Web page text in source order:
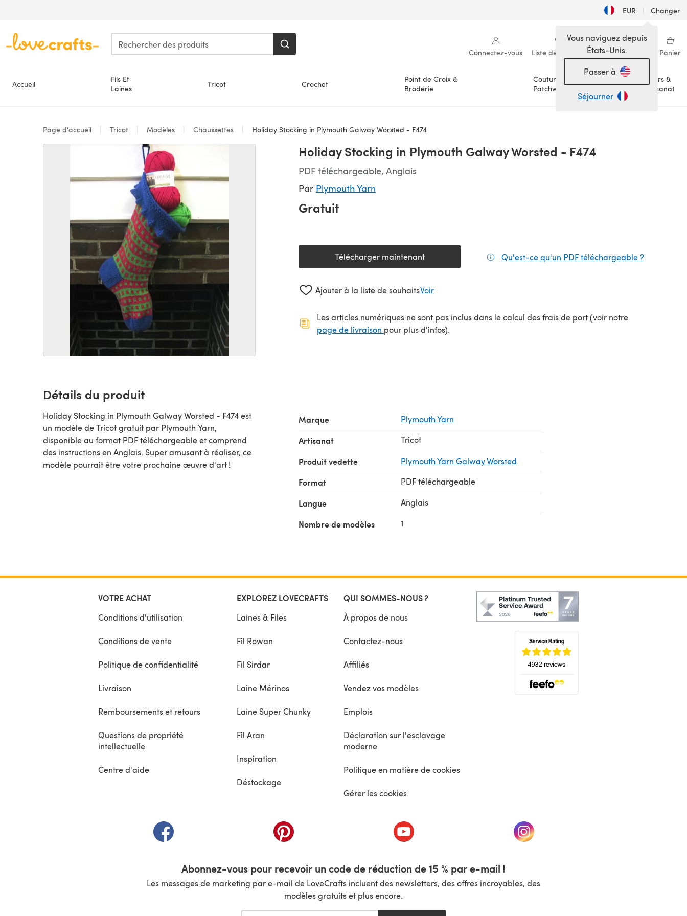
EUR | Changer
Connectez-vous Liste de souhaits Ma bibliothèque Panier
Accueil
Fils Et
Laines
Tricot Crochet
Point de Croix &
Broderie
Couture &
Patchwork
Loisirs &
Artisanat
Vous naviguez depuis
États-Unis.
Passer à
Séjourner
Page d'accueil Tricot Modèles Chaussettes Holiday Stocking in Plymouth Galway Worsted - F474
Holiday Stocking in Plymouth Galway Worsted - F474
PDF téléchargeable, Anglais
Par Plymouth Yarn
Gratuit
Télécharger maintenant(s'ouvre dans un nouvel onglet) Qu'est-ce qu'un PDF téléchargeable ?
Ajouter à la liste de souhaitsVoir
Les articles numériques ne sont pas inclus dans le calcul des frais de port (voir notre
page de livraison (s'ouvre dans un nouvel onglet)
pour plus d'infos).
Détails du produit
Holiday Stocking in Plymouth Galway Worsted - F474 est
un modèle de Tricot gratuit par Plymouth Yarn,
disponible au format PDF téléchargeable et comprend
des instructions en Anglais. Super amusant à réaliser, ce
modèle pourrait être votre prochaine œuvre d'art !
Marque Plymouth Yarn
Artisanat Tricot
Produit vedette Plymouth Yarn Galway Worsted
Format PDF téléchargeable
Langue Anglais
Nombre de modèles 1
VOTRE ACHAT
Conditions d'utilisation
Conditions de vente
Politique de confidentialité
Livraison
Remboursements et retours
Questions de propriété
intellectuelle
Centre d'aide
EXPLOREZ LOVECRAFTS
Laines & Files
Fil Rowan
Fil Sirdar
Laine Mérinos
Laine Super Chunky
Fil Aran
Inspiration
Déstockage
QUI SOMMES-NOUS ?
À propos de nous
Contactez-nous
Affiliés
Vendez vos modèles
Emplois
Déclaration sur l'esclavage
moderne
Politique en matière de cookies
Gérer les cookies
(s'ouvre dans un nouvel onglet) (s'ouvre dans un nouvel onglet) (s'ouvre dans un nouvel onglet) (s'ouvre dans un nouvel onglet)
Abonnez-vous pour recevoir un code de réduction de 15 % par e-mail !
Les messages de marketing par e-mail de LoveCrafts incluent des newsletters, des offres incroyables, des
modèles gratuits et plus encore.